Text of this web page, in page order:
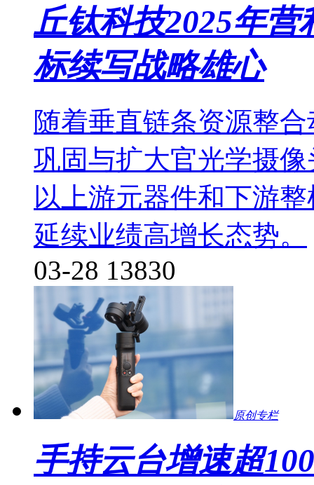
丘钛科技2025年
标续写战略雄心
随着垂直链条资源整
巩固与扩大官光学摄
以上游元器件和下游
延续业绩高增长态势。
03-28 13830
原创专栏
手持云台增速超